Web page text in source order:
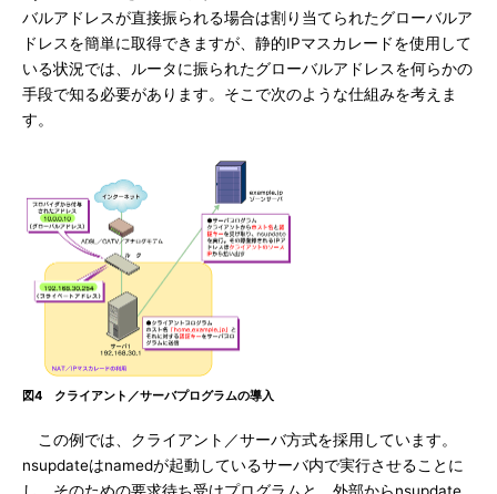
バルアドレスが直接振られる場合は割り当てられたグローバルア
ドレスを簡単に取得できますが、静的IPマスカレードを使用して
いる状況では、ルータに振られたグローバルアドレスを何らかの
手段で知る必要があります。そこで次のような仕組みを考えま
す。
図4 クライアント／サーバプログラムの導入
この例では、クライアント／サーバ方式を採用しています。
nsupdateはnamedが起動しているサーバ内で実行させることに